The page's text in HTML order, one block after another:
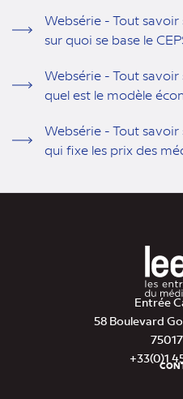
Websérie - Tout
sur quoi se base le
Websérie - Tout
quel est le modèle
Websérie - Tout
qui fixe les prix des
Entrée
58 Boulevard
+33(0)1